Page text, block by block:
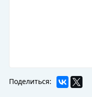
Поделиться: